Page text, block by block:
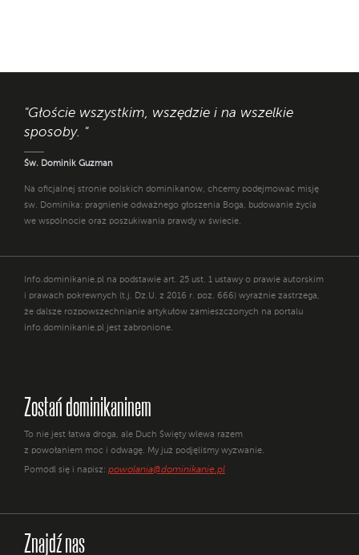
"Głoście wszystkim, wszędzie i na wszelkie
sposoby. "
Św. Dominik Guzman
Na oficjalnej stronie polskich dominikanów, chcemy podejmować misję
św. Dominika: pragnienie odważnego głoszenia Boga, budowanie życia
we wspólnocie oraz poszukiwania prawdy w świecie.
Info.dominikanie.pl na podstawie art. 25 ust. 1 ustawy o prawie autorskim
i prawach pokrewnych (t.j. Dz.U. z 2016 r. poz. 666) wyraźnie zastrzega,
że dalsze rozpowszechnianie artykułów zamieszczonych na portalu
info.dominikanie.pl jest zabronione.
Zostań dominikaninem
To nie jest łatwa droga, ale Duch Święty wlewa razem
z powołaniem moc i odwagę. My już podjęliśmy wyzwanie.
Pomódl się i napisz: powolania@dominikanie.pl
Znajdź nas